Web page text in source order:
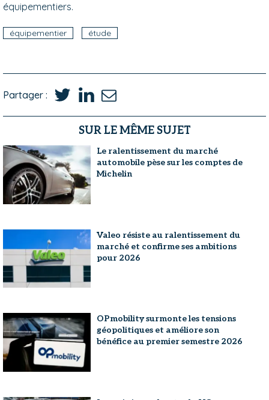
équipementiers.
équipementier étude
Partager :
SUR LE MÊME SUJET
Le ralentissement du marché
automobile pèse sur les comptes de
Michelin
Valeo résiste au ralentissement du
marché et confirme ses ambitions
pour 2026
OPmobility surmonte les tensions
géopolitiques et améliore son
bénéfice au premier semestre 2026